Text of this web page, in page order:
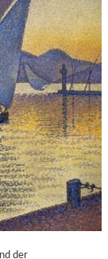
der